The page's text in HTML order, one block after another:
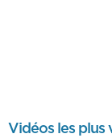
Vidéos les plus